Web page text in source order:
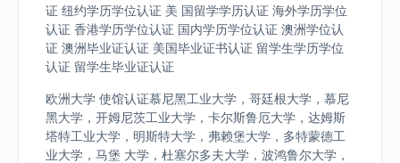
证 纽约学历学位认证 美 国留学学历认证 海外学历学位
认证 香港学历学位认证 国内学历学位认证 澳洲学位认
证 澳洲毕业证认证 美国毕业证书认证 留学生学历学位
认证 留学生毕业证认证
欧洲大学 使馆认证慕尼黑工业大学，哥廷根大学，慕尼
黑大学，开姆尼茨工业大学，卡尔斯鲁厄大学，达姆斯
塔特工业大学，明斯特大学，弗赖堡大学，多特蒙德工
业大学，马堡 大学，杜塞尔多夫大学，波鸿鲁尔大学，